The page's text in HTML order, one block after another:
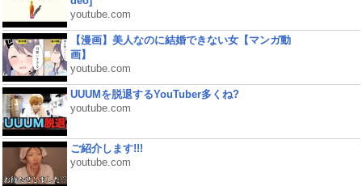
youtube.com
【漫画】美人なのに結婚できない女【マンガ動
画】
youtube.com
UUUMを脱退するYouTuber多くね?
youtube.com
ご紹介します!!!
youtube.com